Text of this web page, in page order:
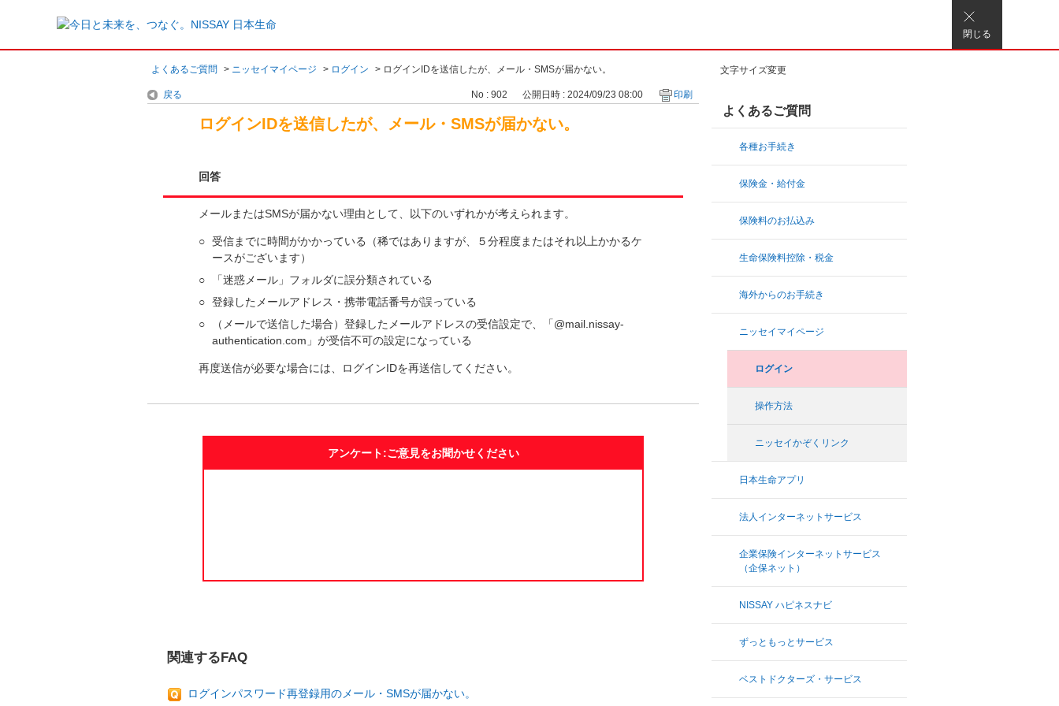
閉じる
文字サイズ変更
よくあるご質問 > ニッセイマイページ > ログイン > ログインIDを送信したが、メール・SMSが届かない。
よくあるご質問
各種お手続き
保険金・給付金
保険料のお払込み
生命保険料控除・税金
海外からのお手続き
ニッセイマイページ
ログイン
操作方法
ニッセイかぞくリンク
日本生命アプリ
法人インターネットサービス
企業保険インターネットサービス
（企保ネット）
NISSAY ハピネスナビ
ずっともっとサービス
ベストドクターズ・サービス
戻る No : 902 公開日時 : 2024/09/23 08:00 印刷
ログインIDを送信したが、メール・SMSが届かない。
回答
メールまたはSMSが届かない理由として、以下のいずれかが考えられます。
○ 受信までに時間がかかっている（稀ではありますが、５分程度またはそれ以上かかるケ
ースがございます）
○
「迷惑メール」フォルダに誤分類されている
○ 登録したメールアドレス・携帯電話番号が誤っている
○
（メールで送信した場合）登録したメールアドレスの受信設定で、「@mail.nissay-
authentication.com」が受信不可の設定になっている
再度送信が必要な場合には、ログインIDを再送信してください。
アンケート:ご意見をお聞かせください
関連するFAQ
ログインパスワード再登録用のメール・SMSが届かない。